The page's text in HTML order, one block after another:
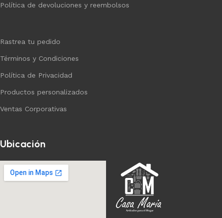
Política de devoluciones y reembolsos
Rastrea tu pedido
Términos y Condiciones
Política de Privacidad
Productos personalizados
Ventas Corporativas
Ubicación